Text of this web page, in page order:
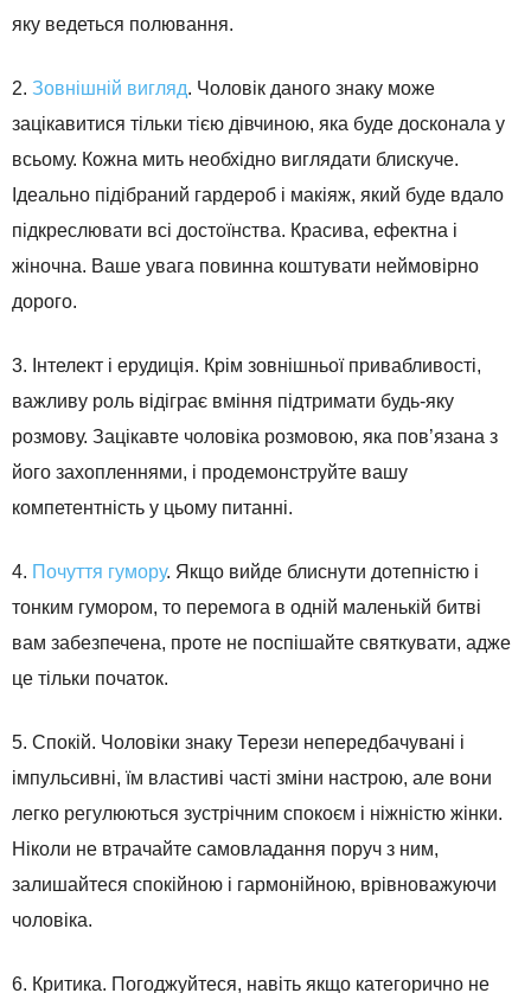
яку ведеться полювання.
2. Зовнішній вигляд. Чоловік даного знаку може
зацікавитися тільки тією дівчиною, яка буде досконала у
всьому. Кожна мить необхідно виглядати блискуче.
Ідеально підібраний гардероб і макіяж, який буде вдало
підкреслювати всі достоїнства. Красива, ефектна і
жіночна. Ваше увага повинна коштувати неймовірно
дорого.
3. Інтелект і ерудиція. Крім зовнішньої привабливості,
важливу роль відіграє вміння підтримати будь-яку
розмову. Зацікавте чоловіка розмовою, яка пов’язана з
його захопленнями, і продемонструйте вашу
компетентність у цьому питанні.
4. Почуття гумору. Якщо вийде блиснути дотепністю і
тонким гумором, то перемога в одній маленькій битві
вам забезпечена, проте не поспішайте святкувати, адже
це тільки початок.
5. Спокій. Чоловіки знаку Терези непередбачувані і
імпульсивні, їм властиві часті зміни настрою, але вони
легко регулюються зустрічним спокоєм і ніжністю жінки.
Ніколи не втрачайте самовладання поруч з ним,
залишайтеся спокійною і гармонійною, врівноважуючи
чоловіка.
6. Критика. Погоджуйтеся, навіть якщо категорично не